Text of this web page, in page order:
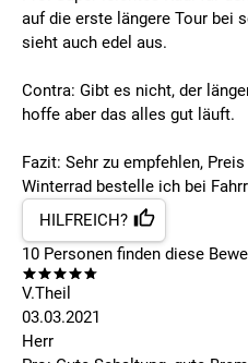
auf die erste längere Tour bei
sieht auch edel aus.
Contra: Gibt es nicht, der
hoffe aber das alles gut läuft.
Fazit: Sehr zu empfehlen,
Winterrad bestelle ich bei
HILFREICH?
10 Personen finden diese
V.Theil
03.03.2021
Herr